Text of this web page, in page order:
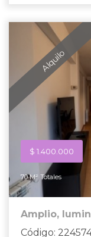
Alquilo
$ 1.400.000
70 M² Totales
Amplio,
Código: